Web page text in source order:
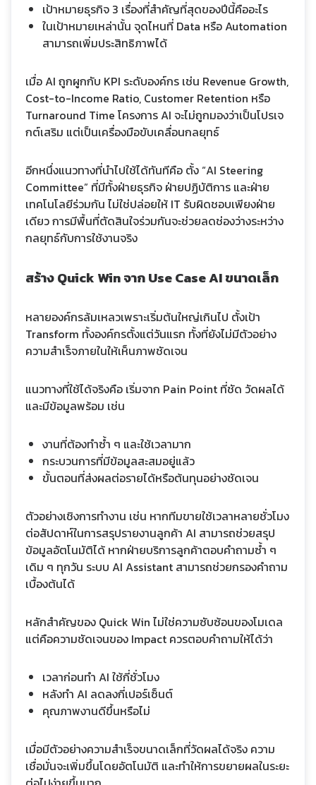
เป้าหมายธุรกิจ 3 เรื่องที่สำคัญที่สุดของปีนี้คืออะไร
ในเป้าหมายเหล่านั้น จุดไหนที่ Data หรือ Automation
สามารถเพิ่มประสิทธิภาพได้
เมื่อ AI ถูกผูกกับ KPI ระดับองค์กร เช่น Revenue Growth,
Cost-to-Income Ratio, Customer Retention หรือ
Turnaround Time โครงการ AI จะไม่ถูกมองว่าเป็นโปรเจ
กต์เสริม แต่เป็นเครื่องมือขับเคลื่อนกลยุทธ์
อีกหนึ่งแนวทางที่นำไปใช้ได้ทันทีคือ ตั้ง “AI Steering
Committee” ที่มีทั้งฝ่ายธุรกิจ ฝ่ายปฏิบัติการ และฝ่าย
เทคโนโลยีร่วมกัน ไม่ใช่ปล่อยให้ IT รับผิดชอบเพียงฝ่าย
เดียว การมีพื้นที่ตัดสินใจร่วมกันจะช่วยลดช่องว่างระหว่าง
กลยุทธ์กับการใช้งานจริง
สร้าง Quick Win จาก Use Case AI ขนาดเล็ก
หลายองค์กรล้มเหลวเพราะเริ่มต้นใหญ่เกินไป ตั้งเป้า
Transform ทั้งองค์กรตั้งแต่วันแรก ทั้งที่ยังไม่มีตัวอย่าง
ความสำเร็จภายในให้เห็นภาพชัดเจน
แนวทางที่ใช้ได้จริงคือ เริ่มจาก Pain Point ที่ชัด วัดผลได้
และมีข้อมูลพร้อม เช่น
งานที่ต้องทำซ้ำ ๆ และใช้เวลามาก
กระบวนการที่มีข้อมูลสะสมอยู่แล้ว
ขั้นตอนที่ส่งผลต่อรายได้หรือต้นทุนอย่างชัดเจน
ตัวอย่างเชิงการทำงาน เช่น หากทีมขายใช้เวลาหลายชั่วโมง
ต่อสัปดาห์ในการสรุปรายงานลูกค้า AI สามารถช่วยสรุป
ข้อมูลอัตโนมัติได้ หากฝ่ายบริการลูกค้าตอบคำถามซ้ำ ๆ
เดิม ๆ ทุกวัน ระบบ AI Assistant สามารถช่วยกรองคำถาม
เบื้องต้นได้
หลักสำคัญของ Quick Win ไม่ใช่ความซับซ้อนของโมเดล
แต่คือความชัดเจนของ Impact ควรตอบคำถามให้ได้ว่า
เวลาก่อนทำ AI ใช้กี่ชั่วโมง
หลังทำ AI ลดลงกี่เปอร์เซ็นต์
คุณภาพงานดีขึ้นหรือไม่
เมื่อมีตัวอย่างความสำเร็จขนาดเล็กที่วัดผลได้จริง ความ
เชื่อมั่นจะเพิ่มขึ้นโดยอัตโนมัติ และทำให้การขยายผลในระยะ